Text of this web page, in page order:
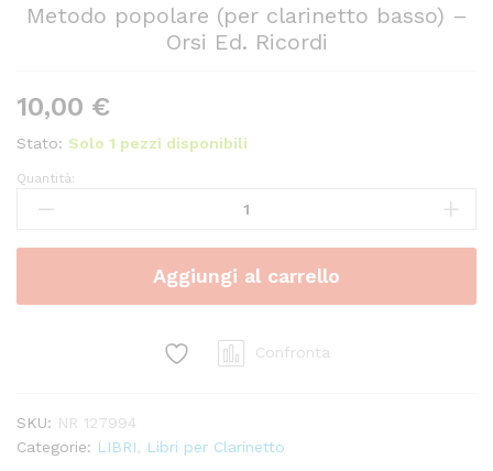
Metodo popolare (per clarinetto basso) –
Orsi Ed. Ricordi
10,00 €
Stato: Solo 1 pezzi disponibili
Metodo
popolare
clarinetto
-
Quantità:
Aggiungi al carrello
Confronta
SKU: NR 127994
Categorie: LIBRI Libri per Clarinetto